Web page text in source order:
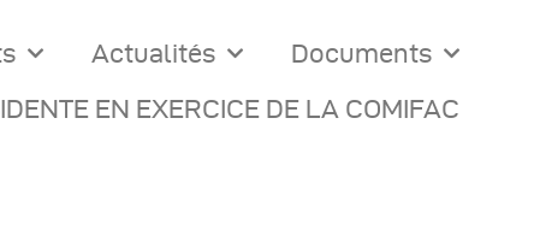
Actualités
Documents
EN EXERCICE DE LA COMIFAC